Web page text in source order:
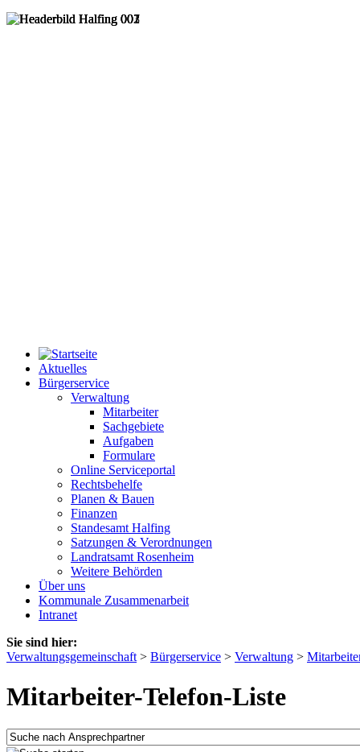
Aktuelles
Bürgerservice
Verwaltung
Mitarbeiter
Sachgebiete
Aufgaben
Formulare
Online Serviceportal
Rechtsbehelfe
Planen & Bauen
Finanzen
Standesamt Halfing
Satzungen & Verordnungen
Landratsamt Rosenheim
Weitere Behörden
Über uns
Kommunale Zusammenarbeit
Intranet
Sie sind hier:
Verwaltungsgemeinschaft > Bürgerservice > Verwaltung >
Mitarbeiter-Telefon-Liste